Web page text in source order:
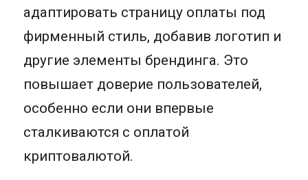
адаптировать страницу оплаты под
фирменный стиль, добавив логотип и
другие элементы брендинга. Это
повышает доверие пользователей,
особенно если они впервые
сталкиваются с оплатой
криптовалютой.